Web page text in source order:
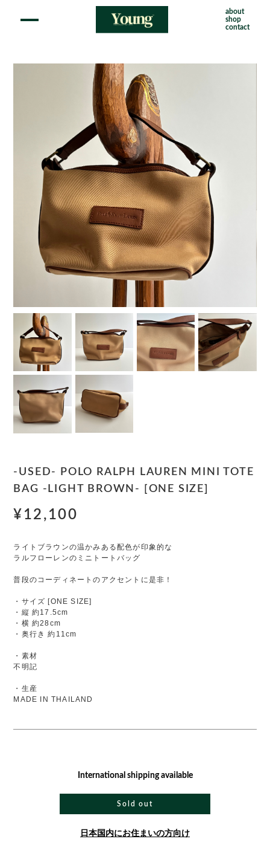
about
shop
contact
-USED- POLO RALPH LAUREN MINI TOTE
BAG -LIGHT BROWN- [ONE SIZE]
¥12,100
ライトブラウンの温かみある配色が印象的な
ラルフローレンのミニトートバッグ
普段のコーディネートのアクセントに是非！
・サイズ [ONE SIZE]
・縦 約17.5cm
・横 約28cm
・奥行き 約11cm
・素材
不明記
・生産
MADE IN THAILAND
International shipping available
Sold out
日本国内にお住まいの方向け